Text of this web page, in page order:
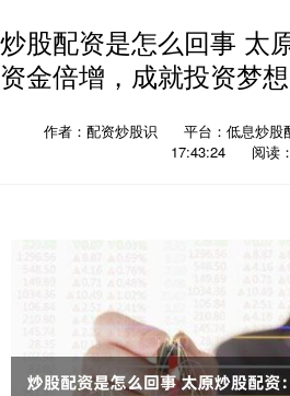
炒股配资是怎么回事 太
资金倍增，成就投资梦想
作者：配资炒股识 平台：低息炒股
17:43:24
阅读